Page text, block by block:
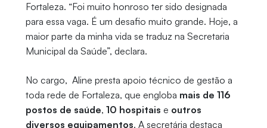
Fortaleza. “Foi muito honroso ter sido designada
para essa vaga. É um desafio muito grande. Hoje, a
maior parte da minha vida se traduz na Secretaria
Municipal da Saúde”, declara.
No cargo, Aline presta apoio técnico de gestão a
toda rede de Fortaleza, que engloba mais de 116
postos de saúde, 10 hospitais e outros
diversos equipamentos. A secretária destaca